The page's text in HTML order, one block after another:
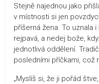
Stejně najednou jako
v místnosti si jen
příšerná žena. To uznala
rejpavá, a nedej bože,
jednotlivá oddělení.
posledními příčkami, což
„Myslíš si, že ji pořád